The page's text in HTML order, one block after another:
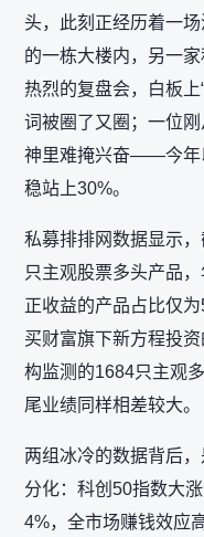
头，此刻正经历着一
的一栋大楼内，另一
热烈的复盘会，白板上
词被圈了又圈；一位
神里难掩兴奋——今年
稳站上30%。
私募排排网数据显示
只主观股票多头产品
正收益的产品占比仅
买财富旗下新方程投
构监测的1684只主观
尾业绩同样相差较大。
两组冰冷的数据背后
分化：科创50指数大
4%，全市场赚钱效应